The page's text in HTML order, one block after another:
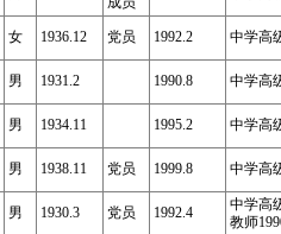
女 1936.12 党员 1992.2 中学高
男 1931.2 1990.8 中学高
男 1934.11 1995.2 中学高
男 1938.11 党员 1999.8 中学高
男 1930.3 党员 1992.4
中学高
教师